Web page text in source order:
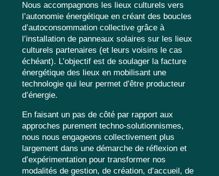
Nous accompagnons les lieux culturels vers
l’autonomie énergétique en créant des boucles
d’autoconsommation collective grâce à
l’installation de panneaux solaires sur les lieux
culturels partenaires (et leurs voisins le cas
échéant). L’objectif est de soulager la facture
énergétique des lieux en mobilisant une
technologie qui leur permet d’être producteur
d’énergie.
En faisant un pas de côté par rapport aux
approches purement techno-solutionnismes,
nous nous engageons collectivement plus
largement dans une démarche de réflexion et
d’expérimentation pour transformer nos
modalités de gestion, de création, d’accueil, de